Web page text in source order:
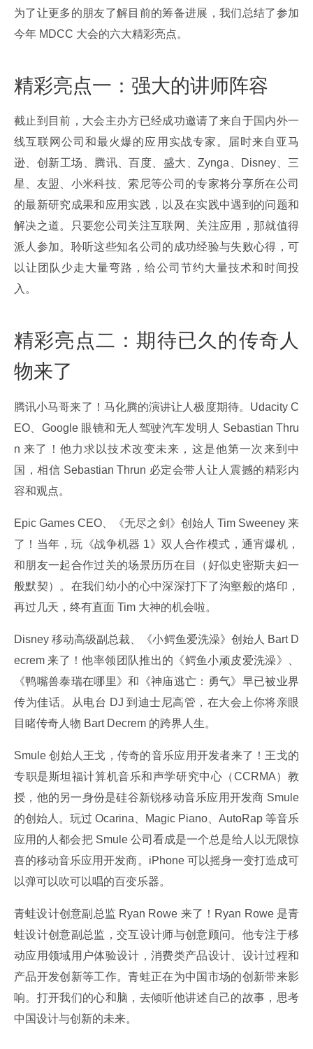
为了让更多的朋友了解目前的筹备进展，我们总结了参加
今年 MDCC 大会的六大精彩亮点。
精彩亮点一：强大的讲师阵容
截止到目前，大会主办方已经成功邀请了来自于国内外一
线互联网公司和最火爆的应用实战专家。届时来自亚马
逊、创新工场、腾讯、百度、盛大、Zynga、Disney、三
星、友盟、小米科技、索尼等公司的专家将分享所在公司
的最新研究成果和应用实践，以及在实践中遇到的问题和
解决之道。只要您公司关注互联网、关注应用，那就值得
派人参加。聆听这些知名公司的成功经验与失败心得，可
以让团队少走大量弯路，给公司节约大量技术和时间投
入。
精彩亮点二：期待已久的传奇人
物来了
腾讯小马哥来了！马化腾的演讲让人极度期待。Udacity C
EO、Google 眼镜和无人驾驶汽车发明人 Sebastian Thru
n 来了！他力求以技术改变未来，这是他第一次来到中
国，相信 Sebastian Thrun 必定会带人让人震撼的精彩内
容和观点。
Epic Games CEO、《无尽之剑》创始人 Tim Sweeney 来
了！当年，玩《战争机器 1》双人合作模式，通宵爆机，
和朋友一起合作过关的场景历历在目（好似史密斯夫妇一
般默契）。在我们幼小的心中深深打下了沟壑般的烙印，
再过几天，终有直面 Tim 大神的机会啦。
Disney 移动高级副总裁、《小鳄鱼爱洗澡》创始人 Bart D
ecrem 来了！他率领团队推出的《鳄鱼小顽皮爱洗澡》、
《鸭嘴兽泰瑞在哪里》和《神庙逃亡：勇气》早已被业界
传为佳话。从电台 DJ 到迪士尼高管，在大会上你将亲眼
目睹传奇人物 Bart Decrem 的跨界人生。
Smule 创始人王戈，传奇的音乐应用开发者来了！王戈的
专职是斯坦福计算机音乐和声学研究中心（CCRMA）教
授，他的另一身份是硅谷新锐移动音乐应用开发商 Smule
的创始人。玩过 Ocarina、Magic Piano、AutoRap 等音乐
应用的人都会把 Smule 公司看成是一个总是给人以无限惊
喜的移动音乐应用开发商。iPhone 可以摇身一变打造成可
以弹可以吹可以唱的百变乐器。
青蛙设计创意副总监 Ryan Rowe 来了！Ryan Rowe 是青
蛙设计创意副总监，交互设计师与创意顾问。他专注于移
动应用领域用户体验设计，消费类产品设计、设计过程和
产品开发创新等工作。青蛙正在为中国市场的创新带来影
响。打开我们的心和脑，去倾听他讲述自己的故事，思考
中国设计与创新的未来。